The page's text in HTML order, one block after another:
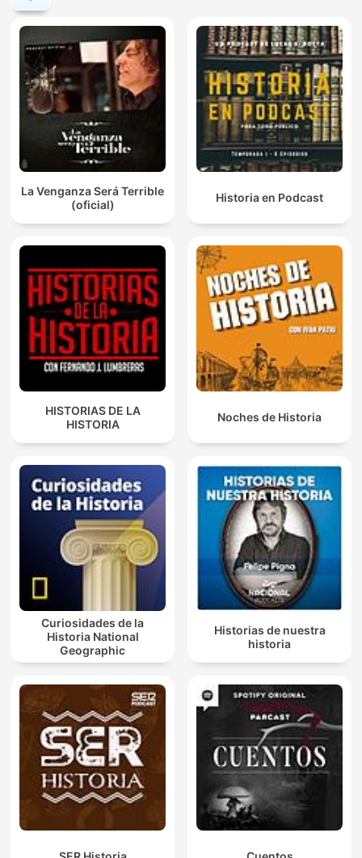
La Venganza Será Terrible
(oficial)
Historia en Podcast
HISTORIAS DE LA
HISTORIA
Noches de Historia
Curiosidades de la
Historia National
Geographic
Historias de nuestra
historia